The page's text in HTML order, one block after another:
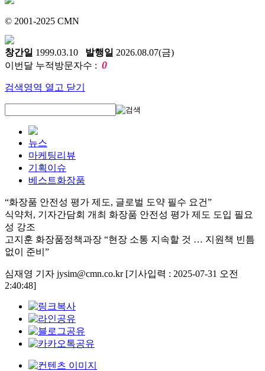
© 2001-2025 CMN
창간일 1999.03.10 발행일 2026.08.07(금)
이번달 누적방문자수 : 0
검색영역 열고 닫기
뉴스
마케팅리뷰
기획이슈
베스트화장품
“화장품 안전성 평가 제도, 글로벌 도약 필수 요건”
식약처, 기자간담회 개최 화장품 안전성 평가 제도 도입 필요
성 강조
고지훈 화장품정책과장 “현장 소통 지속할 것 … 지원책 빈틈
없이 준비”
심재영 기자 jysim@cmn.co.kr [기사입력 : 2025-07-31 오전
2:40:48]